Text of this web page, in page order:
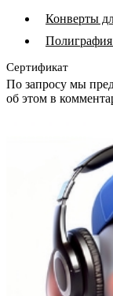
Конверты
Сертификат
По запросу мы
об этом в